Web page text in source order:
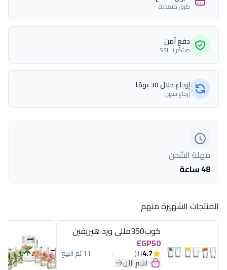
طرق متعددة
دفع آمن
مشفّر بـ SSL
إرجاع خلال 30 يومًا
إرجاع سهل
مهلة الشحن
48 ساعة
المنتجات الشهيرة منهم
كوب350مللى ورد هيريفين
EGP50
4.7
(1) 11 تم البيع
اشترِ الآن